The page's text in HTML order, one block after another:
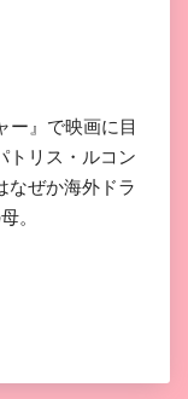
ー』で映画に目
トリス・ルコン
なぜか海外ドラ
。